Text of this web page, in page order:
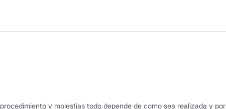
y molestias todo depende de como sea realizada y por